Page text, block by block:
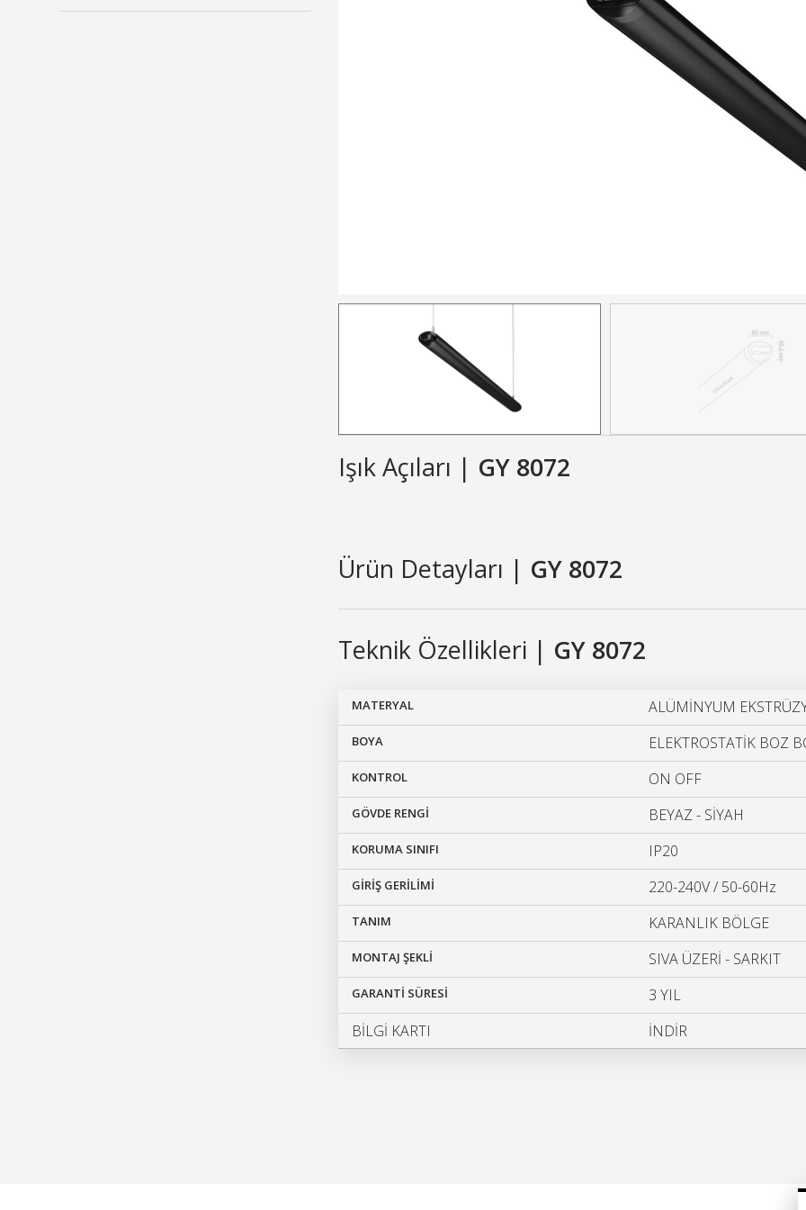
Işık Açıları | GY 8072
Ürün Detayları | GY 8072
Teknik Özellikleri | GY 8072
MATERYAL ALÜMİNYUM
BOYA ELEKTROSTATİK BOZ
KONTROL ON OFF
GÖVDE RENGİ BEYAZ - SİYAH
KORUMA SINIFI IP20
GİRİŞ GERİLİMİ 220-240V / 50-60Hz
TANIM KARANLIK BÖLGE
MONTAJ ŞEKLİ SIVA ÜZERİ - SARKIT
GARANTİ SÜRESİ
3 YIL
BİLGİ KARTI
İNDİR